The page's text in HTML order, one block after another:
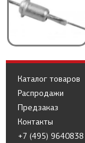
Каталог товаров
Распродажи
Предзаказ
Контакты
+7 (495) 9640838